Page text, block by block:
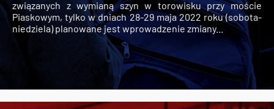
związanych z wymianą szyn w torowisku przy moście
Piaskowym, tylko w dniach 28-29 maja 2022 roku (sobota-
niedziela) planowane jest wprowadzenie zmiany...